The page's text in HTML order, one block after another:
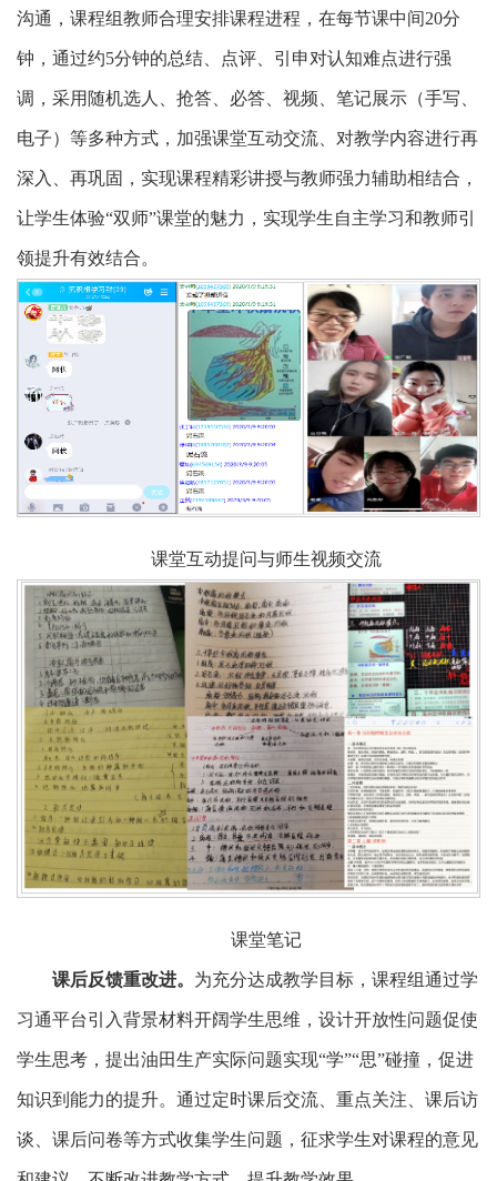
沟通，课程组教师合理安排课程进程，在每节课中间20分
钟，通过约5分钟的总结、点评、引申对认知难点进行强
调，采用随机选人、抢答、必答、视频、笔记展示（手写、
电子）等多种方式，加强课堂互动交流、对教学内容进行再
深入、再巩固，实现课程精彩讲授与教师强力辅助相结合，
让学生体验“双师”课堂的魅力，实现学生自主学习和教师引
领提升有效结合。
课堂互动提问与师生视频交流
课堂笔记
课后反馈重改进。 为充分达成教学目标，课程组通过学
习通平台引入背景材料开阔学生思维，设计开放性问题促使
学生思考，提出油田生产实际问题实现“学”“思”碰撞，促进
知识到能力的提升。通过定时课后交流、重点关注、课后访
谈、课后问卷等方式收集学生问题，征求学生对课程的意见